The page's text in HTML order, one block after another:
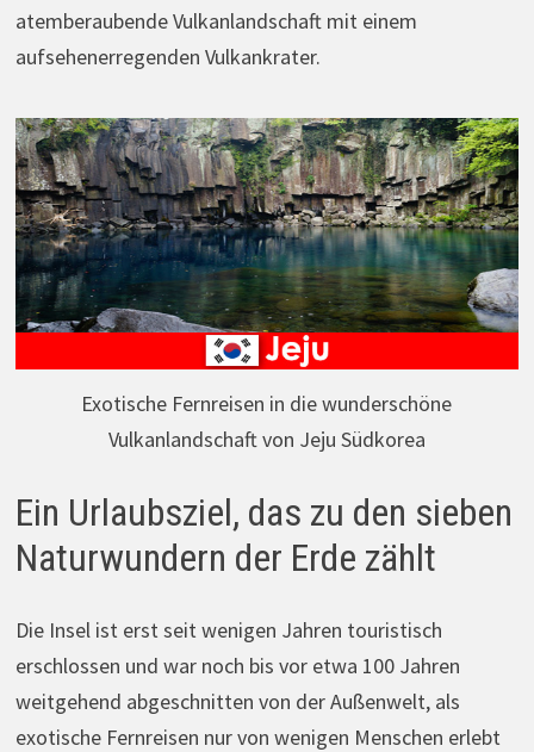
atemberaubende Vulkanlandschaft mit einem
aufsehenerregenden Vulkankrater.
Exotische Fernreisen in die wunderschöne
Vulkanlandschaft von Jeju Südkorea
Ein Urlaubsziel, das zu den sieben
Naturwundern der Erde zählt
Die Insel ist erst seit wenigen Jahren touristisch
erschlossen und war noch bis vor etwa 100 Jahren
weitgehend abgeschnitten von der Außenwelt, als
exotische Fernreisen nur von wenigen Menschen erlebt